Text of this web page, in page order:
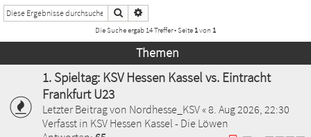
Suche
Die Suche ergab 14 Treffer • Seite 1von 1
Themen
1. Spieltag: KSV Hessen Kassel vs. Eintracht
Frankfurt U23
Letzter Beitrag von Nordhesse_KSV«8. Aug 2026, 22:30
Verfasst in KSV Hessen Kassel - Die Löwen